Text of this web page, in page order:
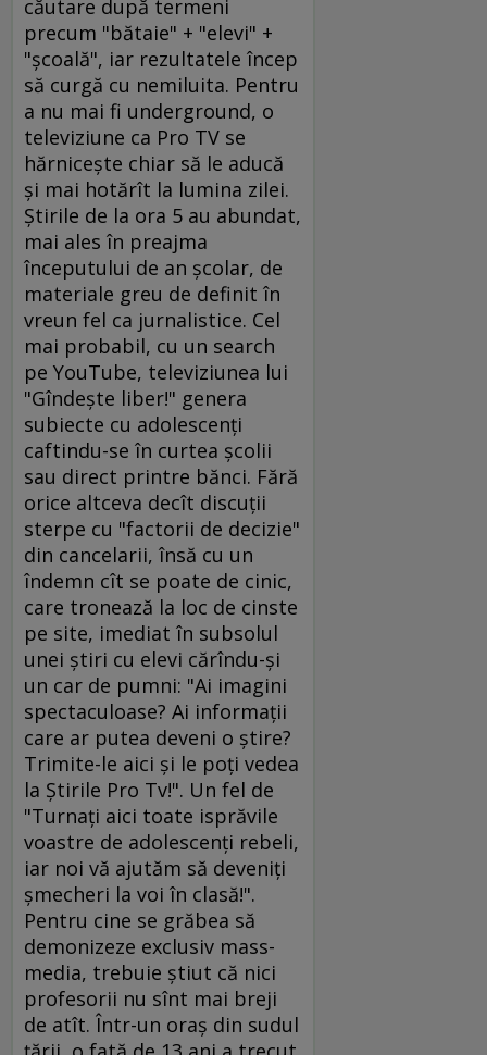
căutare după termeni
precum "bătaie" + "elevi" +
"şcoală", iar rezultatele încep
să curgă cu nemiluita. Pentru
a nu mai fi underground, o
televiziune ca Pro TV se
hărniceşte chiar să le aducă
şi mai hotărît la lumina zilei.
Ştirile de la ora 5 au abundat,
mai ales în preajma
începutului de an şcolar, de
materiale greu de definit în
vreun fel ca jurnalistice. Cel
mai probabil, cu un search
pe YouTube, televiziunea lui
"Gîndeşte liber!" genera
subiecte cu adolescenţi
caftindu-se în curtea şcolii
sau direct printre bănci. Fără
orice altceva decît discuţii
sterpe cu "factorii de decizie"
din cancelarii, însă cu un
îndemn cît se poate de cinic,
care tronează la loc de cinste
pe site, imediat în subsolul
unei ştiri cu elevi cărîndu-şi
un car de pumni: "Ai imagini
spectaculoase? Ai informaţii
care ar putea deveni o ştire?
Trimite-le aici şi le poţi vedea
la Ştirile Pro Tv!". Un fel de
"Turnaţi aici toate isprăvile
voastre de adolescenţi rebeli,
iar noi vă ajutăm să deveniţi
şmecheri la voi în clasă!".
Pentru cine se grăbea să
demonizeze exclusiv mass-
media, trebuie ştiut că nici
profesorii nu sînt mai breji
de atît. Într-un oraş din sudul